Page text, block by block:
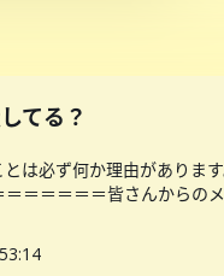
てる？
は必ず何か理由がありま
＝＝＝＝＝皆さんからの